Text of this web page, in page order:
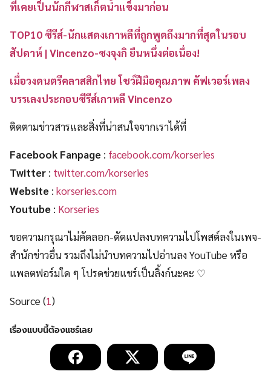
ที่เคยเป็นนักกีฬาสเก็ตน้ำแข็งมาก่อน
TOP10 ซีรีส์-นักแสดงเกาหลีที่ถูกพูดถึงมากที่สุดในรอบ
สัปดาห์ | Vincenzo-ซงจุงกิ ยืนหนึ่งต่อเนื่อง!
เมื่อวงดนตรีคลาสสิกไทย โชว์ฝีมือคุณภาพ คัฟเวอร์เพลง
บรรเลงประกอบซีรีส์เกาหลี Vincenzo
ติดตามข่าวสารและสิ่งที่น่าสนใจจากเราได้ที่
Facebook Fanpage : facebook.com/korseries
Twitter : twitter.com/korseries
Website : korseries.com
Youtube : Korseries
ขอความกรุณาไม่คัดลอก-ดัดแปลงบทความไปโพสต์ลงในเพจ-
สำนักข่าวอื่น รวมถึงไม่นำบทความไปอ่านลง YouTube หรือ
แพลตฟอร์มใด ๆ โปรดช่วยแชร์เป็นลิ้งก์นะคะ ♡
Source (1)